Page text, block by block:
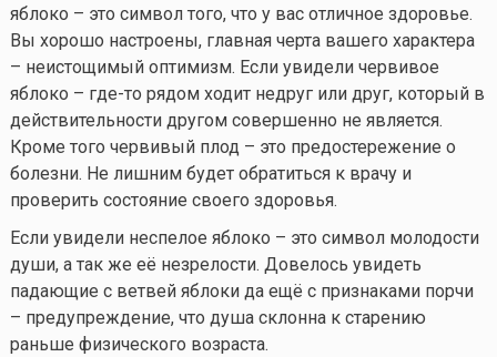
яблоко – это символ того, что у вас отличное здоровье.
Вы хорошо настроены, главная черта вашего характера
– неистощимый оптимизм. Если увидели червивое
яблоко – где-то рядом ходит недруг или друг, который в
действительности другом совершенно не является.
Кроме того червивый плод – это предостережение о
болезни. Не лишним будет обратиться к врачу и
проверить состояние своего здоровья.
Если увидели неспелое яблоко – это символ молодости
души, а так же её незрелости. Довелось увидеть
падающие с ветвей яблоки да ещё с признаками порчи
– предупреждение, что душа склонна к старению
раньше физического возраста.